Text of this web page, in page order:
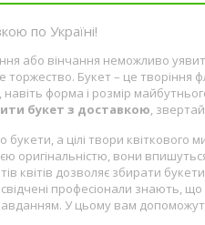
по Україні!
або вінчання неможливо
Букет – це
навіть форма і розмір
букет з доставкою,
а цілі твори
оригінальністю, вони
квітів дозволяє збирати
професіонали знають,
У цьому вам